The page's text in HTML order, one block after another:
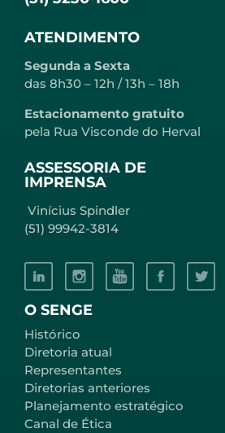
O SENGE
Histórico
Diretoria atual
Representantes
Diretorias anteriores
Planejamento estratégico
Canal de Ética
ATENDIMENTO
Segunda a Sexta
das 8h30 – 12h / 13h – 18h
Estacionamento gratuito
pela Rua Visconde do Herval
ASSESSORIA DE
IMPRENSA
Vinícius Spindler
(51) 99942-3814